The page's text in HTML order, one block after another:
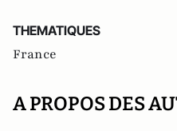
THEMATIQUES
France
A PROPOS DES